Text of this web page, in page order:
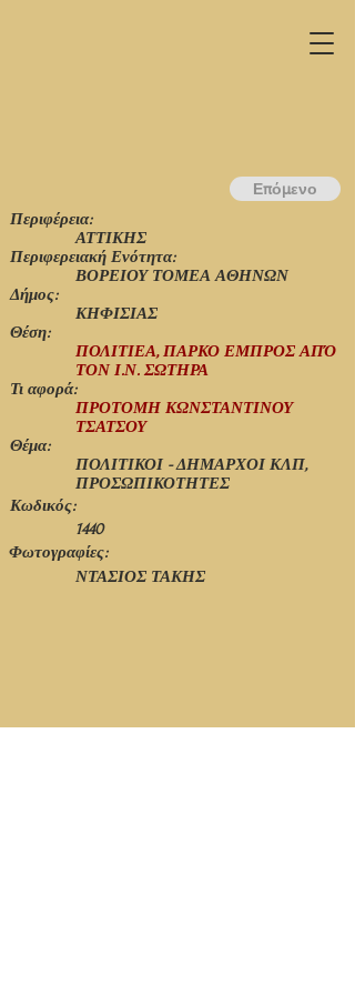
Περιφέρεια:
ΒΟΡΕΙΟΥ ΤΟΜΕΑ ΑΘΗΝΩΝ
ΑΤΤΙΚΗΣ
Περιφερειακή Ενότητα:
ΚΗΦΙΣΙΑΣ
Δήμος:
Θέση:
ΠΟΛΙΤΙΕΑ, ΠΑΡΚΟ ΕΜΠΡΟΣ ΑΠΌ
ΤΟΝ Ι.Ν. ΣΩΤΗΡΑ
Τι αφορά:
ΠΡΟΤΟΜΗ ΚΩΝΣΤΑΝΤΙΝΟΥ
ΤΣΑΤΣΟΥ
Θέμα:
ΠΟΛΙΤΙΚΟΙ - ΔΗΜΑΡΧΟΙ ΚΛΠ,
ΠΡΟΣΩΠΙΚΟΤΗΤΕΣ
Φωτογραφίες:
ΝΤΑΣΙΟΣ ΤΑΚΗΣ
Κωδικός:
1440
Επόμενο